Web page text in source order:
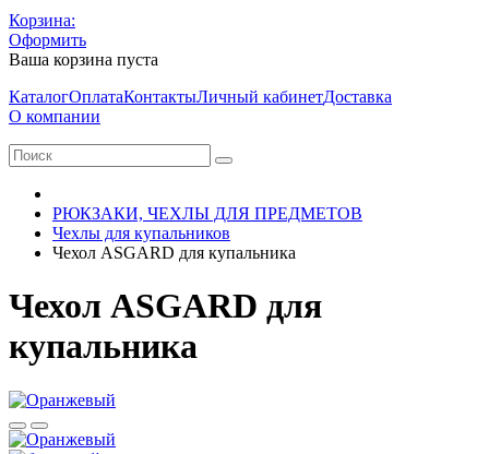
Корзина:
Оформить
Ваша корзина пуста
КаталогОплатаКонтактыЛичный кабинетДоставка
О компании
РЮКЗАКИ, ЧЕХЛЫ ДЛЯ ПРЕДМЕТОВ
Чехлы для купальников
Чехол ASGARD для купальника
Чехол ASGARD для
купальника